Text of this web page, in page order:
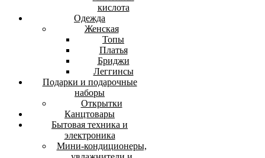
кислота
Одежда
Женская
Топы
Платья
Бриджи
Леггинсы
Подарки и подарочные
наборы
Открытки
Канцтовары
Бытовая техника и
электроника
Мини-кондиционеры,